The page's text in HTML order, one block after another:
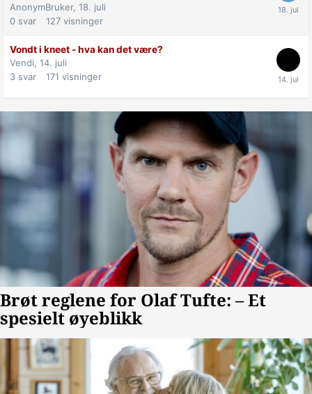
AnonymBruker, 18. juli
0 svar 127 visninger
Vondt i kneet - hva kan det være?
Vendi, 14. juli
3 svar 171 visninger